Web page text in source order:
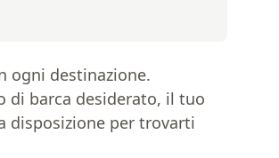
ogni destinazione.
di barca desiderato, il tuo
disposizione per trovarti